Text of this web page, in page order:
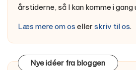
årstiderne, så I kan komme i gang
Læs mere om os eller skriv til os.
Nye idéer fra bloggen